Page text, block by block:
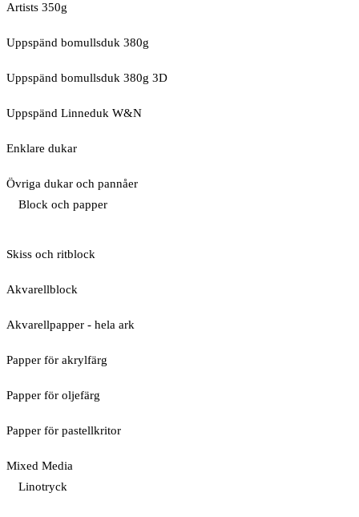
Artists 350g
Uppspänd bomullsduk 380g
Uppspänd bomullsduk 380g 3D
Uppspänd Linneduk W&N
Enklare dukar
Övriga dukar och pannåer
Block och papper
Skiss och ritblock
Akvarellblock
Akvarellpapper - hela ark
Papper för akrylfärg
Papper för oljefärg
Papper för pastellkritor
Mixed Media
Linotryck